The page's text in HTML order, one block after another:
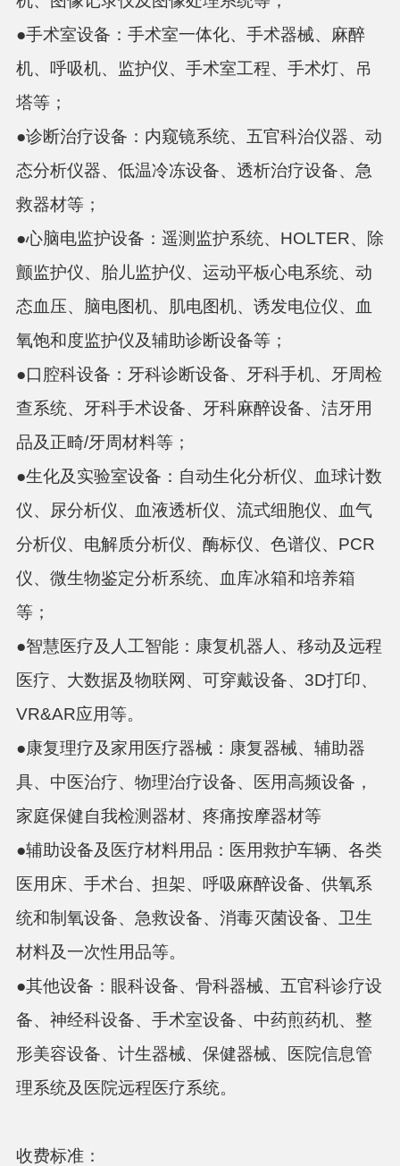
●手术室设备：手术室一体化、手术器械、麻醉
机、呼吸机、监护仪、手术室工程、手术灯、吊
塔等；
●诊断治疗设备：内窥镜系统、五官科治仪器、动
态分析仪器、低温冷冻设备、透析治疗设备、急
救器材等；
●心脑电监护设备：遥测监护系统、HOLTER、除
颤监护仪、胎儿监护仪、运动平板心电系统、动
态血压、脑电图机、肌电图机、诱发电位仪、血
氧饱和度监护仪及辅助诊断设备等；
●口腔科设备：牙科诊断设备、牙科手机、牙周检
查系统、牙科手术设备、牙科麻醉设备、洁牙用
品及正畸/牙周材料等；
●生化及实验室设备：自动生化分析仪、血球计数
仪、尿分析仪、血液透析仪、流式细胞仪、血气
分析仪、电解质分析仪、酶标仪、色谱仪、PCR
仪、微生物鉴定分析系统、血库冰箱和培养箱
等；
●智慧医疗及人工智能：康复机器人、移动及远程
医疗、大数据及物联网、可穿戴设备、3D打印、
VR&AR应用等。
●康复理疗及家用医疗器械：康复器械、辅助器
具、中医治疗、物理治疗设备、医用高频设备，
家庭保健自我检测器材、疼痛按摩器材等
●辅助设备及医疗材料用品：医用救护车辆、各类
医用床、手术台、担架、呼吸麻醉设备、供氧系
统和制氧设备、急救设备、消毒灭菌设备、卫生
材料及一次性用品等。
●其他设备：眼科设备、骨科器械、五官科诊疗设
备、神经科设备、手术室设备、中药煎药机、整
形美容设备、计生器械、保健器械、医院信息管
理系统及医院远程医疗系统。
收费标准：